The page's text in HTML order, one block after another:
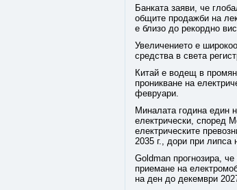
Банката заяви, че
общите продажби на
е близо до рекордно
Увеличението е
средства в света
Китай е водещ в
проникване на
февруари.
Миналата година един
електрически, според
електрическите
2035 г., дори при липса
Goldman прогнозира,
приемане на
на ден до декември